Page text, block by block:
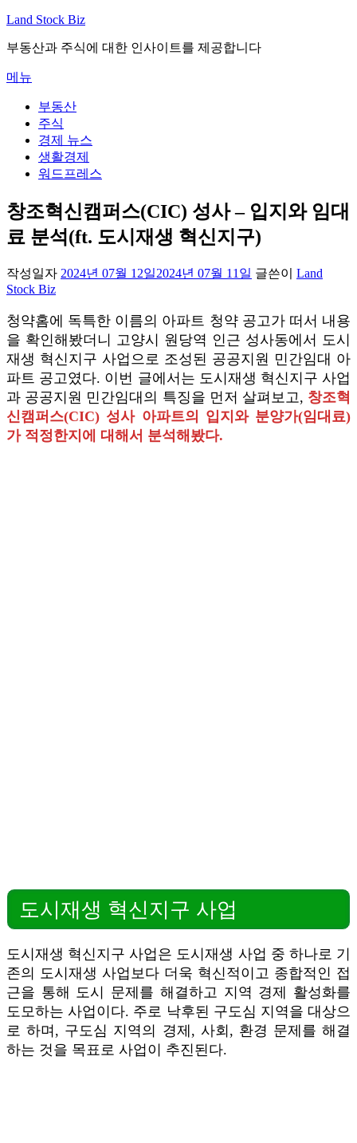
내
으
로
바
Land Stock Biz
부동산과 주식에 대한 인사이트를 제공합니다
메뉴
부동산
주식
경제 뉴스
생활경제
워드프레스
창조혁신캠퍼스(CIC) 성사 – 입지와 임대
료 분석(ft. 도시재생 혁신지구)
작성일자 2024년 07월 12일2024년 07월 11일 글쓴이 Land
Stock Biz
청약홈에 독특한 이름의 아파트 청약 공고가 떠서 내용
을 확인해봤더니 고양시 원당역 인근 성사동에서 도시
재생 혁신지구 사업으로 조성된 공공지원 민간임대 아
파트 공고였다. 이번 글에서는 도시재생 혁신지구 사업
과 공공지원 민간임대의 특징을 먼저 살펴보고, 창조혁
신캠퍼스(CIC) 성사 아파트의 입지와 분양가(임대료)
가 적정한지에 대해서 분석해봤다.
도시재생 혁신지구 사업
도시재생 혁신지구 사업은 도시재생 사업 중 하나로 기
존의 도시재생 사업보다 더욱 혁신적이고 종합적인 접
근을 통해 도시 문제를 해결하고 지역 경제 활성화를
도모하는 사업이다. 주로 낙후된 구도심 지역을 대상으
로 하며, 구도심 지역의 경제, 사회, 환경 문제를 해결
하는 것을 목표로 사업이 추진된다.